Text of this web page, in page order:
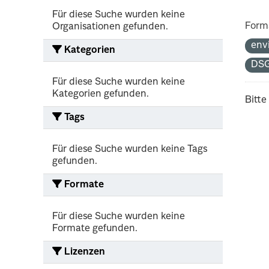
Für diese Suche wurden keine
Organisationen gefunden.
Kategorien
Für diese Suche wurden keine
Kategorien gefunden.
Tags
Für diese Suche wurden keine Tags
gefunden.
Formate
Für diese Suche wurden keine
Formate gefunden.
Lizenzen
Bitte